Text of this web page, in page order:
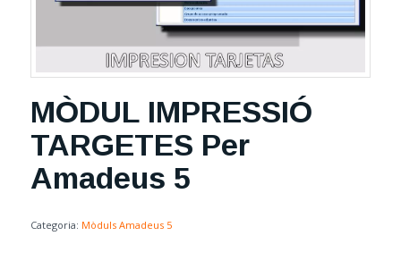
MÒDUL IMPRESSIÓ
TARGETES Per
Amadeus 5
Categoria: Mòduls Amadeus 5